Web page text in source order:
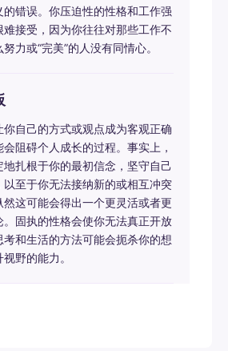
的错误。你压迫性的性格和工作强
难接受，因为你往往对那些工作不
力或“完美”的人没有同情心。
你自己的方式或观点成为客观正确
会阻碍个人成长的过程。事实上，
地扎根于你的最初信念，坚守自己
以至于你无法接纳新的或相互冲突
然这可能会得出一个更灵活或者更
。固执的性格会使你无法真正开放
考和生活的方法可能会扼杀你的想
野的能力。